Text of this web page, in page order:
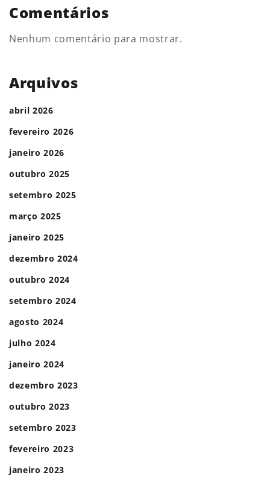
Comentários
Nenhum comentário para mostrar.
Arquivos
abril 2026
fevereiro 2026
janeiro 2026
outubro 2025
setembro 2025
março 2025
janeiro 2025
dezembro 2024
outubro 2024
setembro 2024
agosto 2024
julho 2024
janeiro 2024
dezembro 2023
outubro 2023
setembro 2023
fevereiro 2023
janeiro 2023